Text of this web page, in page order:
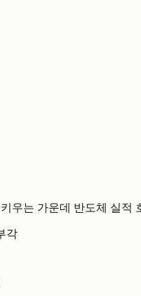
우는 가운데 반도체 실적
각